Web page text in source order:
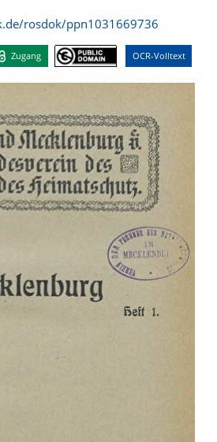
rosdok/ppn1031669736
Zugang OCR-Volltext